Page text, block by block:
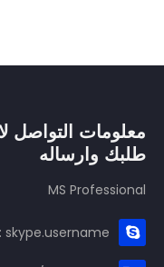
معلومات التواصل
طلبك وارساله
MS Professional
skype.username